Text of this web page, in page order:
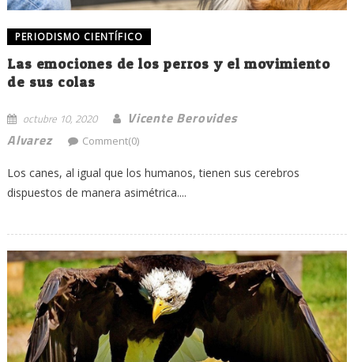
PERIODISMO CIENTÍFICO
Las emociones de los perros y el movimiento
de sus colas
octubre 10, 2020
Vicente Berovides
Alvarez
Comment(0)
Los canes, al igual que los humanos, tienen sus cerebros
dispuestos de manera asimétrica....